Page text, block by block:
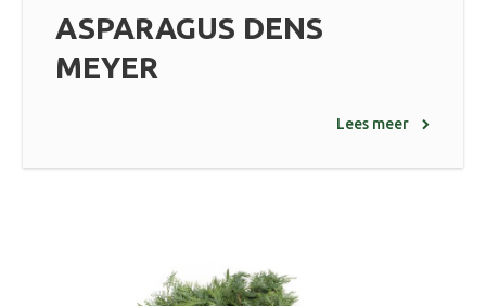
ASPARAGUS DENS
MEYER
Lees meer